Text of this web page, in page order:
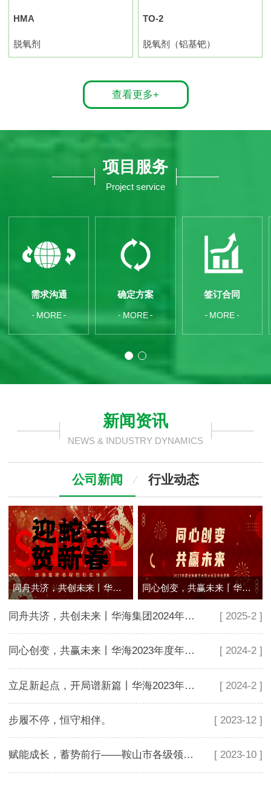
HMA
脱氧剂
TO-2
脱氧剂（铝基钯）
查看更多+
项目服务
Project service
需求沟通
MORE
确定方案
MORE
签订合同
MORE
新闻资讯
NEWS & INDUSTRY DYNAMICS
公司新闻 行业动态
同舟共济，共创未来丨华海集团2024年度年会盛典 同心创变，共赢未来丨华海2023年度年会盛典
同舟共济，共创未来丨华海集团2024年度年会盛典 [ 2025-2 ]
同心创变，共赢未来丨华海2023年度年会盛典 [ 2024-2 ]
立足新起点，开局谱新篇丨华海2023年终总结 [ 2024-2 ]
步履不停，恒守相伴。 [ 2023-12 ]
赋能成长，蓄势前行——鞍山市各级领导一行交流磋商 [ 2023-10 ]